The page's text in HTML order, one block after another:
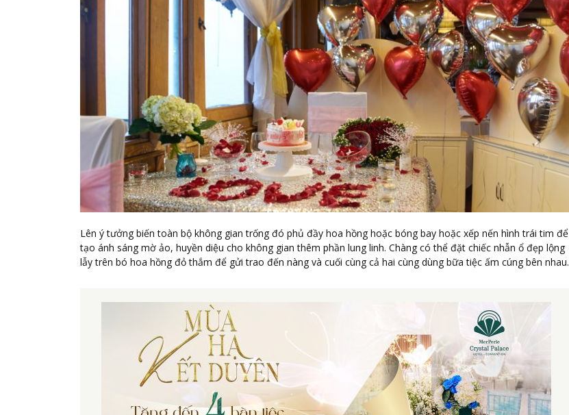
Lên ý tưởng biến toàn bộ không gian trống đó phủ đầy hoa hồng hoặc bóng bay hoặc xếp nến hình trái tim để
tạo ánh sáng mờ ảo, huyền diệu cho không gian thêm phần lung linh. Chàng có thể đặt chiếc nhẫn ổ đẹp lộng
lẫy trên bó hoa hồng đỏ thắm để gửi trao đến nàng và cuối cùng cả hai cùng dùng bữa tiệc ấm cúng bên nhau.